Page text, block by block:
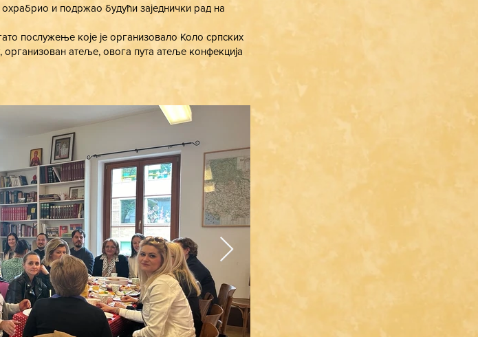
и подржао будући заједнички рад на
послужење које је организовало Коло српских
организован атеље, овога пута атеље конфекција